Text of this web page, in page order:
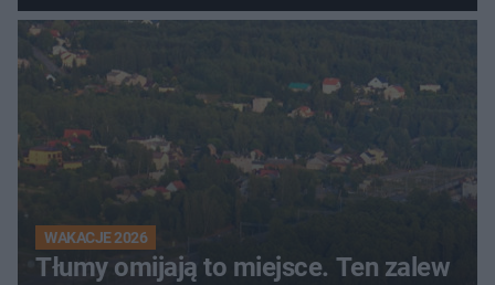
WAKACJE 2026
Tłumy omijają to miejsce. Ten zalew